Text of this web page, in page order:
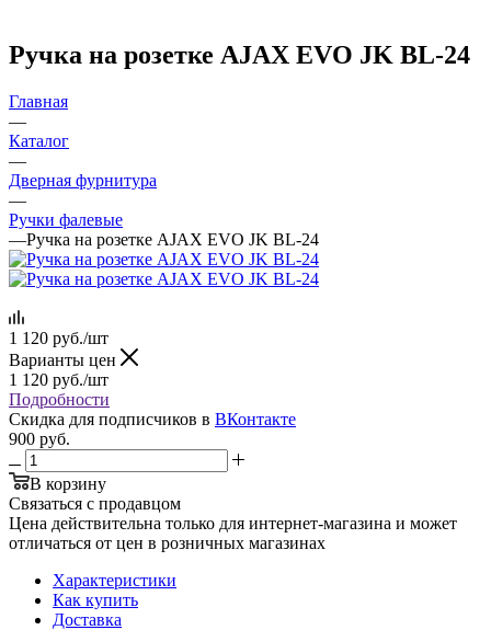
Ручка на розетке AJAX EVO JK BL-24
Главная
—
Каталог
—
Дверная фурнитура
—
Ручки фалевые
—Ручка на розетке AJAX EVO JK BL-24
1 120 руб./шт
Варианты цен
1 120 руб./шт
Подробности
Скидка для подписчиков в ВКонтакте
900 руб.
В корзину
Связаться с продавцом
Цена действительна только для интернет-магазина и может
отличаться от цен в розничных магазинах
Характеристики
Как купить
Доставка